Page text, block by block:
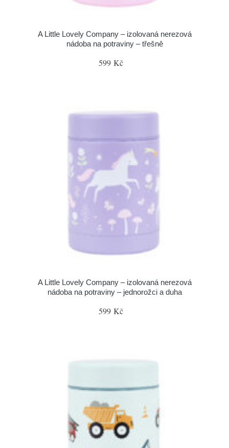
A Little Lovely Company – izolovaná nerezová
nádoba na potraviny – třešně
599 Kč
A Little Lovely Company – izolovaná nerezová
nádoba na potraviny – jednorožci a duha
599 Kč